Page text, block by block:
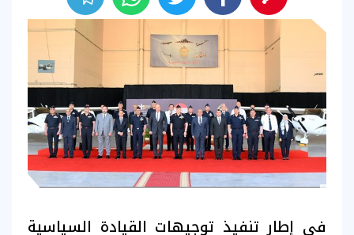
فى إطار تنفيذ توجيهات القيادة السياسية